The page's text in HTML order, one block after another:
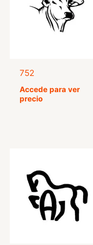
752
Accede para ver
precio